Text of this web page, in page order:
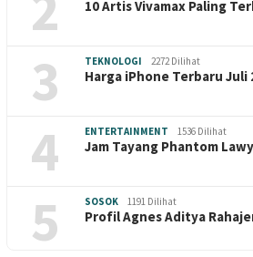
10 Artis Vivamax Paling
3 TEKNOLOGI 2272 Dilihat
Harga iPhone Terbaru
4 ENTERTAINMENT 1536 Dilihat
Jam Tayang Phantom
5 SOSOK 1191 Dilihat
Profil Agnes Aditya